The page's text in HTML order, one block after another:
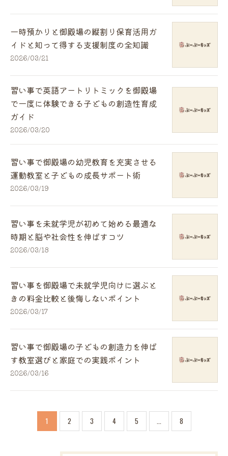
一時預かりと御殿場の縦割り保育活用ガ
イドと知って得する支援制度の全知識
2026/03/21
習い事で英語アートリトミックを御殿場
で一度に体験できる子どもの創造性育成
ガイド
2026/03/20
習い事で御殿場の幼児教育を充実させる
運動教室と子どもの成長サポート術
2026/03/19
習い事を未就学児が初めて始める最適な
時期と脳や社会性を伸ばすコツ
2026/03/18
習い事を御殿場で未就学児向けに選ぶと
きの料金比較と後悔しないポイント
2026/03/17
習い事で御殿場の子どもの創造力を伸ば
す教室選びと家庭での実践ポイント
2026/03/16
1 2 3 4 5 ... 8